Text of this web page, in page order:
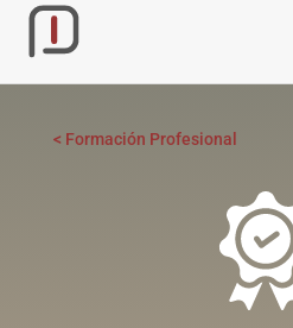
< Formación Profesional